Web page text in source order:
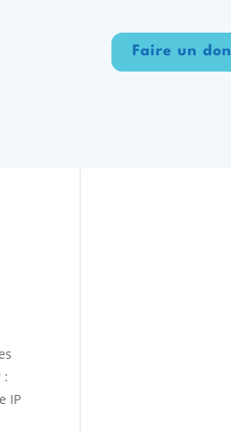
Faire un don
:
IP